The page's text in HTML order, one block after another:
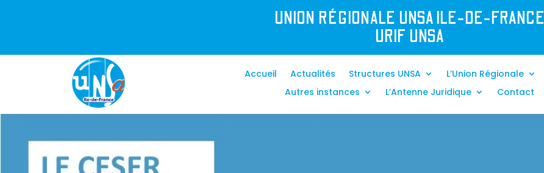
UNION RÉGIONALE UNSA ILE-DE-FRANCE
URIF UNSA
Accueil Actualités Structures UNSA L’Union Régionale
Autres instances
L’Antenne Juridique Contact